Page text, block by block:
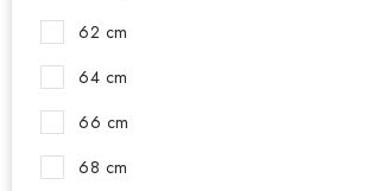
62 cm
64 cm
66 cm
68 cm